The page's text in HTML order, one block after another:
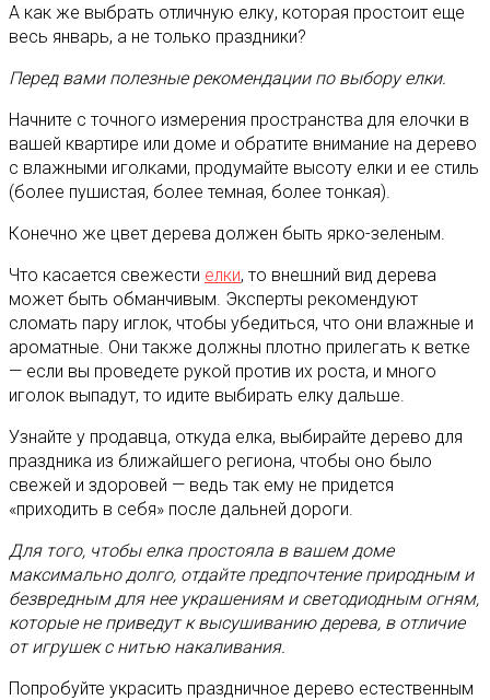
А как же выбрать отличную елку, которая простоит еще
весь январь, а не только праздники?
Перед вами полезные рекомендации по выбору елки.
Начните с точного измерения пространства для елочки в
вашей квартире или доме и обратите внимание на дерево
с влажными иголками, продумайте высоту елки и ее стиль
(более пушистая, более темная, более тонкая).
Конечно же цвет дерева должен быть ярко-зеленым.
Что касается свежести елки, то внешний вид дерева
может быть обманчивым. Эксперты рекомендуют
сломать пару иглок, чтобы убедиться, что они влажные и
ароматные. Они также должны плотно прилегать к ветке
— если вы проведете рукой против их роста, и много
иголок выпадут, то идите выбирать елку дальше.
Узнайте у продавца, откуда елка, выбирайте дерево для
праздника из ближайшего региона, чтобы оно было
свежей и здоровей — ведь так ему не придется
«приходить в себя» после дальней дороги.
Для того, чтобы елка простояла в вашем доме
максимально долго, отдайте предпочтение природным и
безвредным для нее украшениям и светодиодным огням,
которые не приведут к высушиванию дерева, в отличие
от игрушек с нитью накаливания.
Попробуйте украсить праздничное дерево естественным